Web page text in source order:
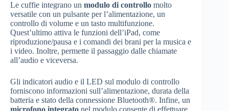
Le cuffie integrano un modulo di controllo molto
versatile con un pulsante per l’alimentazione, un
controllo di volume e un tasto multifunzione.
Quest’ultimo attiva le funzioni dell’iPad, come
riproduzione/pausa e i comandi dei brani per la musica e
i video. Inoltre, permette il passaggio dalle chiamate
all’audio e viceversa.
Gli indicatori audio e il LED sul modulo di controllo
forniscono informazioni sull’alimentazione, durata della
batteria e stato della connessione Bluetooth®. Infine, un